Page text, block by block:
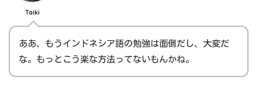
Taiki
ああ、もうインドネシア語の勉強は面倒だし、大変だ
な。もっとこう楽な方法ってないもんかね。